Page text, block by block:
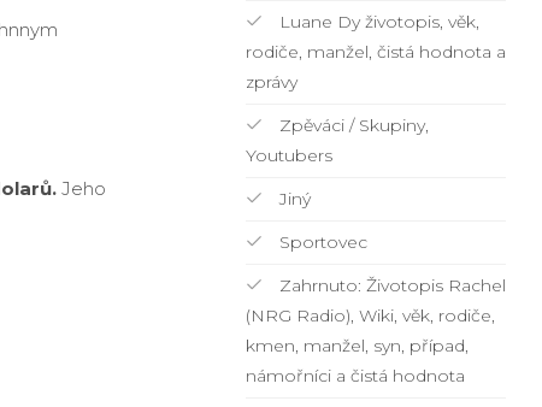
Jeho
Luane Dy životopis, věk,
rodiče, manžel, čistá hodnota a
zprávy
Zpěváci / Skupiny,
Youtubers
Jiný
Sportovec
Zahrnuto: Životopis Rachel
(NRG Radio), Wiki, věk, rodiče,
kmen, manžel, syn, případ,
námořníci a čistá hodnota